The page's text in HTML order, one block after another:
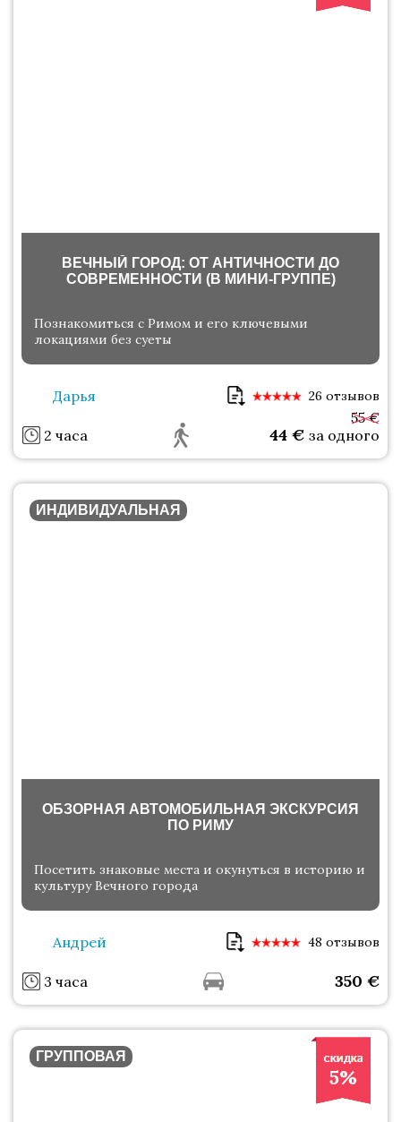
ВЕЧНЫЙ ГОРОД: ОТ АНТИЧНОСТИ ДО
СОВРЕМЕННОСТИ (В МИНИ-ГРУППЕ)
Познакомиться с Римом и его ключевыми
локациями без суеты
Дарья 26 отзывов
2 часа 44 € за одного
55 €
ИНДИВИДУАЛЬНАЯ
ОБЗОРНАЯ АВТОМОБИЛЬНАЯ ЭКСКУРСИЯ
ПО РИМУ
Посетить знаковые места и окунуться в историю и
культуру Вечного города
Андрей 48 отзывов
3 часа 350 €
5%
ГРУППОВАЯ